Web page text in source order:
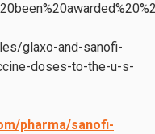
glaxo-and-sanofi-
doses-to-the-u-s-
pharma/sanofi-